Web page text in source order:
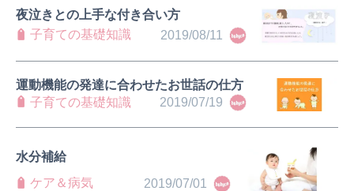
2019/08/11
夜泣きとの上手な付き合い方
子育ての基礎知識
2019/07/19
運動機能の発達に合わせたお世話の仕方
子育ての基礎知識
2019/07/01
水分補給
ケア＆病気